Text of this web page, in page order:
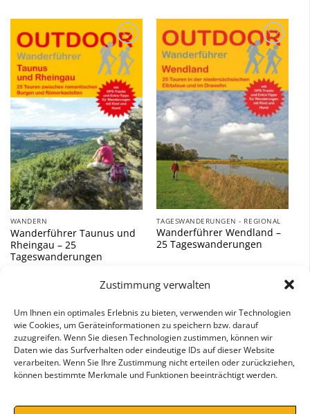
Zustimmung verwalten
Um Ihnen ein optimales Erlebnis zu bieten, verwenden wir Technologien
wie Cookies, um Geräteinformationen zu speichern bzw. darauf
zuzugreifen. Wenn Sie diesen Technologien zustimmen, können wir
Daten wie das Surfverhalten oder eindeutige IDs auf dieser Website
verarbeiten. Wenn Sie Ihre Zustimmung nicht erteilen oder zurückziehen,
können bestimmte Merkmale und Funktionen beeinträchtigt werden.
Zu
Wunschliste
hinzufügen
WANDERN
Wanderführer Taunus und
Rheingau – 25
Tageswanderungen
Zu
Wunschliste
hinzufügen
TAGESWANDERUNGEN - REGIONAL
Wanderführer Wendland –
25 Tageswanderungen